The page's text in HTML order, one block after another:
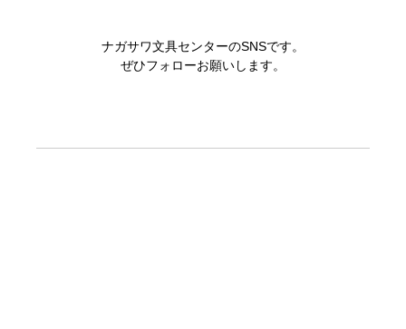
ナガサワ文具センターのSNSです。
ぜひフォローお願いします。